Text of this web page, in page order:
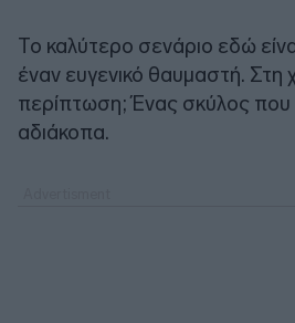
Το καλύτερο σενάριο εδώ
έναν ευγενικό θαυμαστή. Στη
περίπτωση; Ένας σκύλος που
αδιάκοπα.